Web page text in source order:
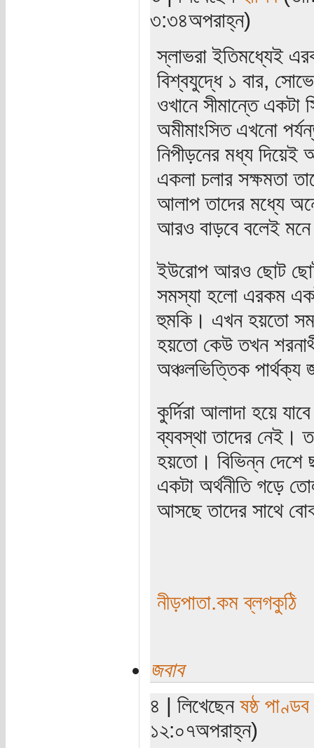
৩:৩৪অপরাহ্ন)
স্লাভরা ইতিমধ্যেই
বিশ্বযুদ্ধে ১ বার,
ওখানে সীমান্তে
অমীমাংসিত এখনো
নিপীড়নের মধ্য দিয়েই
একলা চলার সক্ষমতা
আলাপ তাদের মধ্যে
আরও বাড়বে বলেই
ইউরোপ আরও ছোট ছোট
সমস্যা হলো এরকম
হুমকি। এখন হয়তো
হয়তো কেউ তখন
অঞ্চলভিত্তিক পার্থক্য
কুর্দিরা আলাদা হয়ে
ব্যবস্থা তাদের নেই।
হয়তো। বিভিন্ন দেশে
একটা অর্থনীতি গড়ে
আসছে তাদের সাথে
নীড়পাতা.কম ব্লগকুঠি
জবাব
৪ | লিখেছেন ষষ্ঠ পাণ্ডব
১২:০৭অপরাহ্ন)